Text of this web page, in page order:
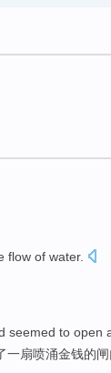
flow of water.
seemed to open
一扇喷涌金钱的闸